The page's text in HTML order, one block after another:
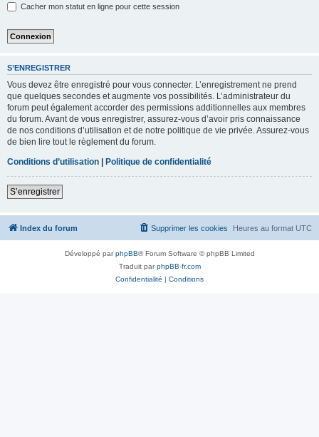
Cacher mon statut en ligne pour cette session
S’ENREGISTRER
Vous devez être enregistré pour vous connecter. L’enregistrement ne prend
que quelques secondes et augmente vos possibilités. L’administrateur du
forum peut également accorder des permissions additionnelles aux membres
du forum. Avant de vous enregistrer, assurez-vous d’avoir pris connaissance
de nos conditions d’utilisation et de notre politique de vie privée. Assurez-vous
de bien lire tout le règlement du forum.
Conditions d’utilisation | Politique de confidentialité
S’enregistrer
Index du forum Heures au format UTC
Supprimer les cookies
Développé parphpBB® Forum Software © phpBB Limited
Traduit parphpBB-fr.com
Confidentialité | Conditions